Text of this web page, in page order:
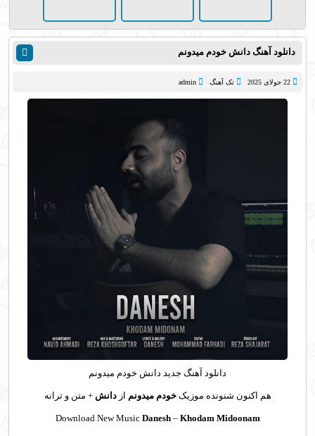
دانلود آهنگ دانش خودم میدونم
22 جولای 2025 تک آهنگ admin
دانلود آهنگ جدید دانش خودم میدونم
هم اکنون شنونده موزیک خودم میدونم ازدانش + متن و ترانه
Download New Music Danesh– Khodam Midoonam